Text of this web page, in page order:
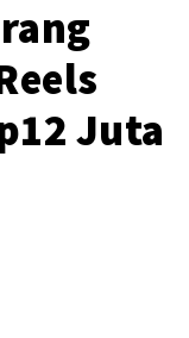
Juta